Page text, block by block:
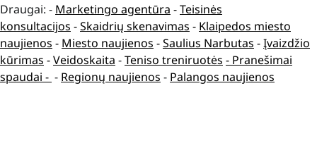
Draugai: - Marketingo agentūra -Teisinės
konsultacijos -Skaidrių skenavimas - Klaipedos miesto
naujienos - Miesto naujienos -Saulius Narbutas -Įvaizdžio
kūrimas -Veidoskaita -Teniso treniruotės - Pranešimai
spaudai - - Regionų naujienos - Palangos naujienos